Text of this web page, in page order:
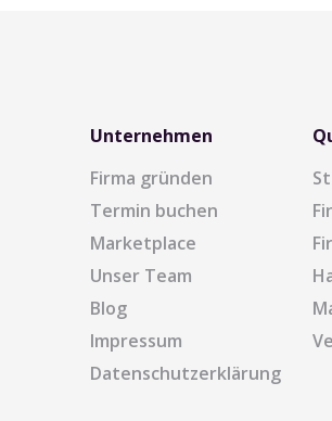
Unternehmen
Firma gründen
Termin buchen
Marketplace
Unser Team
Blog
Impressum
Datenschutzerklärung